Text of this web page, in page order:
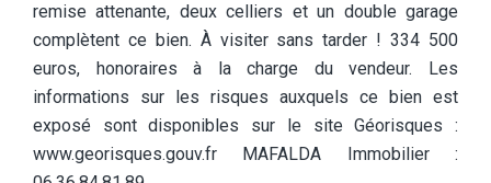
remise attenante, deux celliers et un double garage
complètent ce bien. À visiter sans tarder ! 334 500
euros, honoraires à la charge du vendeur. Les
informations sur les risques auxquels ce bien est
exposé sont disponibles sur le site Géorisques :
www.georisques.gouv.fr MAFALDA Immobilier :